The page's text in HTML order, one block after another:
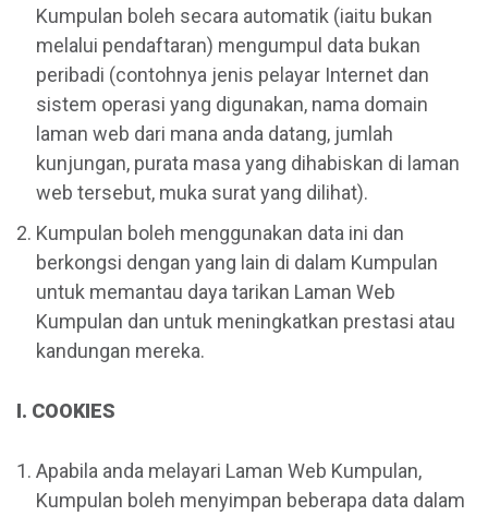
Kumpulan boleh secara automatik (iaitu bukan
melalui pendaftaran) mengumpul data bukan
peribadi (contohnya jenis pelayar Internet dan
sistem operasi yang digunakan, nama domain
laman web dari mana anda datang, jumlah
kunjungan, purata masa yang dihabiskan di laman
web tersebut, muka surat yang dilihat).
Kumpulan boleh menggunakan data ini dan
berkongsi dengan yang lain di dalam Kumpulan
untuk memantau daya tarikan Laman Web
Kumpulan dan untuk meningkatkan prestasi atau
kandungan mereka.
I. COOKIES
Apabila anda melayari Laman Web Kumpulan,
Kumpulan boleh menyimpan beberapa data dalam